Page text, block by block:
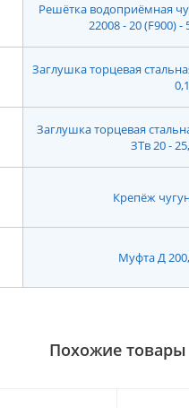
Решётка водоприёмная
22008 - 20 (F900) -
Заглушка торцевая
Заглушка торцевая
ЗТв 20 -
Крепёж
Муфта Д
Похожие товары